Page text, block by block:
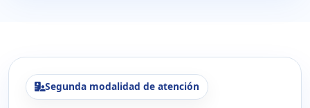
Segunda modalidad de atención